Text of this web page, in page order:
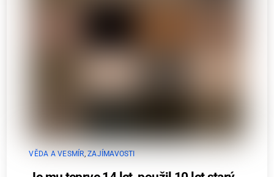
VĚDA A VESMÍR ,ZAJÍMAVOSTI